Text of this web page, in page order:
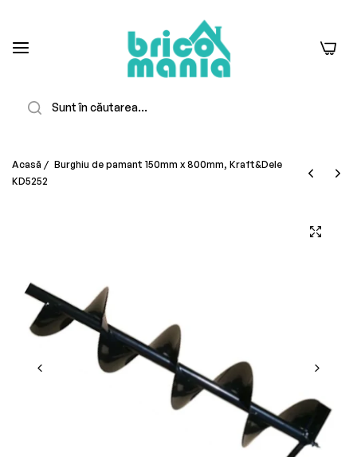
0
Acasă / Burghiu de pamant 150mm x 800mm, Kraft&Dele
KD5252